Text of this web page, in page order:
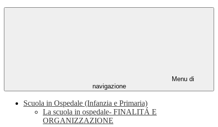
Menu di
navigazione
Scuola in Ospedale (Infanzia e Primaria)
La scuola in ospedale- FINALITÁ E
ORGANIZZAZIONE